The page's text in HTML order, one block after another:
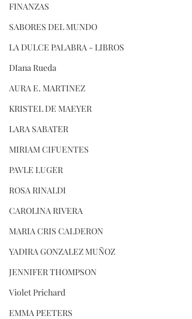
FINANZAS
SABORES DEL MUNDO
LA DULCE PALABRA - LIBROS
DIana Rueda
AURA E. MARTINEZ
KRISTEL DE MAEYER
LARA SABATER
MIRIAM CIFUENTES
PAVLE LUGER
ROSA RINALDI
CAROLINA RIVERA
MARIA CRIS CALDERON
YADIRA GONZALEZ MUÑOZ
JENNIFER THOMPSON
Violet Prichard
EMMA PEETERS